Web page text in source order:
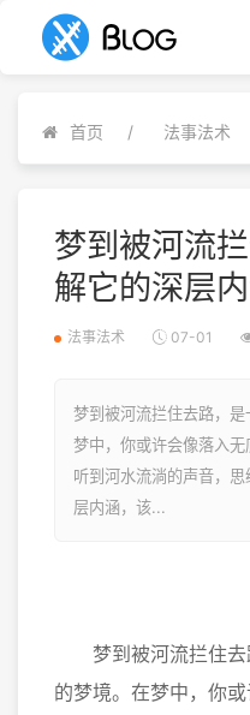
首页 法事法术
梦到被河流
解它的深层
法事法术 07-01
梦到被河流拦住去路，
梦中，你或许会像落入
听到河水流淌的声音，
层内涵，该...
梦到被河流拦住去
的梦境。在梦中，你